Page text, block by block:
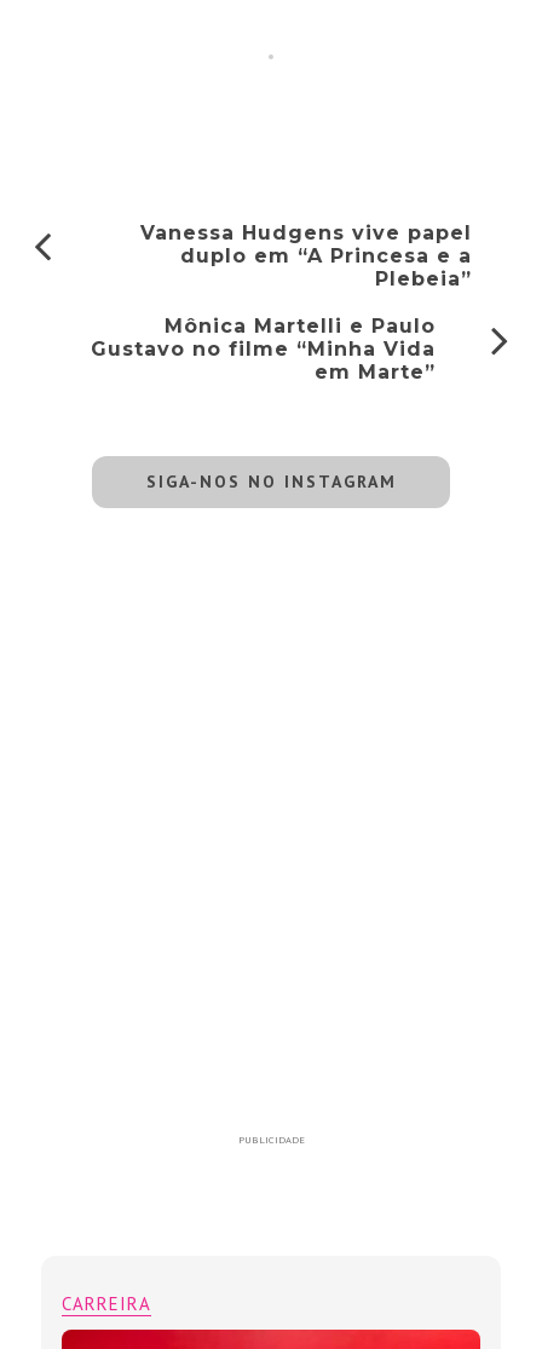
Vanessa Hudgens vive papel
duplo em “A Princesa e a
Plebeia”
Mônica Martelli e Paulo
Gustavo no filme “Minha Vida
em Marte”
SIGA-NOS NO INSTAGRAM
PUBLICIDADE
CARREIRA